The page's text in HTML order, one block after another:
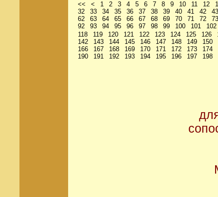
<< < 1 2 3 4 5 6 7 8 9 10 11 12
32
33 34 35 36 37 38 39 40 41 42
43
62
63 64 65 66 67 68 69 70 71 72
73
92
93 94 95 96 97 98 99 100 101
102
118
119 120 121 122 123 124 125 126
142
143 144 145 146 147 148 149
150
166
167 168 169 170 171 172 173
174
190
191 192 193 194 195 196 197 198